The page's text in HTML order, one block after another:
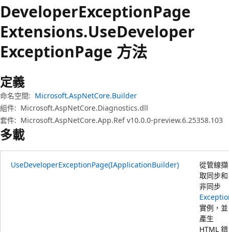
DeveloperExceptionPage
Extensions.UseDeveloper
ExceptionPage 方法
定義
命名空間: Microsoft.AspNetCore.Builder
組件: Microsoft.AspNetCore.Diagnostics.dll
套件: Microsoft.AspNetCore.App.Ref v10.0.0-preview.6.25358.103
多載
UseDeveloperExceptionPage(IApplicationBuilder)
從管線擷
取同步和
非同步
實例，並
產生
HTML 錯